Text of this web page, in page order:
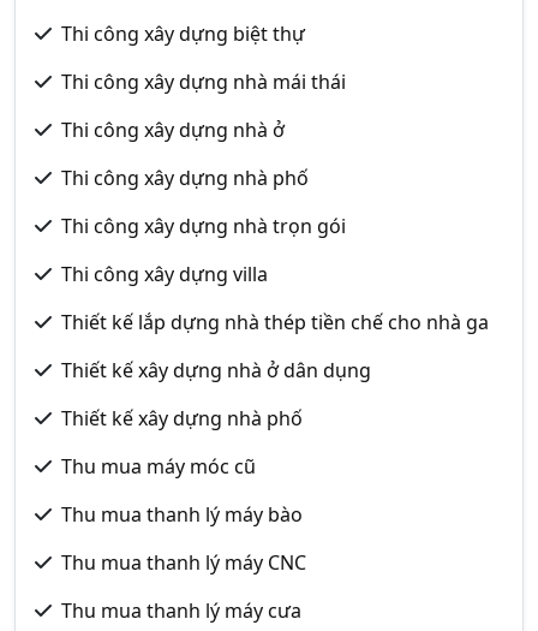
Thi công xây dựng biệt thự
Thi công xây dựng nhà mái thái
Thi công xây dựng nhà ở
Thi công xây dựng nhà phố
Thi công xây dựng nhà trọn gói
Thi công xây dựng villa
Thiết kế lắp dựng nhà thép tiền chế cho nhà ga
Thiết kế xây dựng nhà ở dân dụng
Thiết kế xây dựng nhà phố
Thu mua máy móc cũ
Thu mua thanh lý máy bào
Thu mua thanh lý máy CNC
Thu mua thanh lý máy cưa